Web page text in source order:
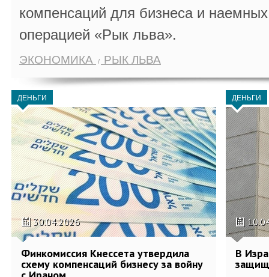
компенсаций для бизнеса и
операцией «Рык льва».
ЭКОНОМИКА РЫК ЛЬВА
ДЕНЬГИ
30.04.2026
Финкомиссия Кнессета утвердила
схему компенсаций бизнесу за войну
ДЕНЬГИ
В